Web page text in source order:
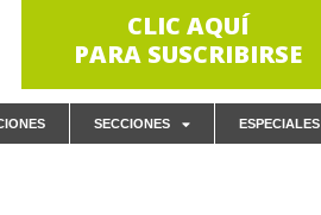
CLIC AQUÍ
PARA SUSCRIBIRSE
SECCIONES ESPECIALES